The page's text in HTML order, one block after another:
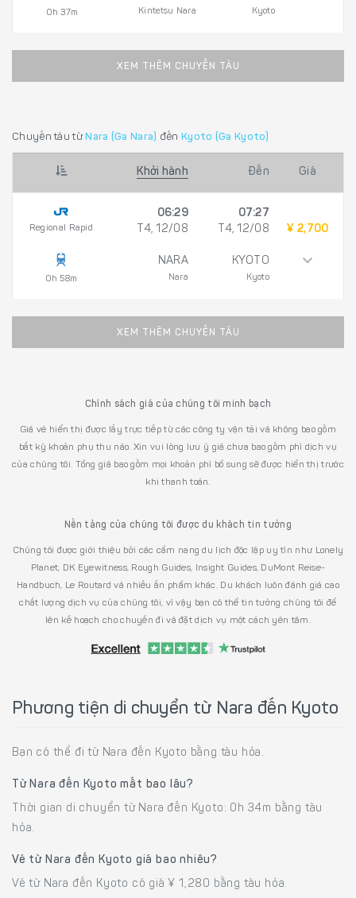
0h 37m Kintetsu Nara Kyoto
XEM THÊM CHUYẾN TÀU
Chuyến tàu từ Nara (Ga Nara) đến Kyoto (Ga Kyoto)
Khởi hành Đến Giá
Regional Rapid
0h 58m
06:29
T4, 12/08
NARA
Nara
07:27
T4, 12/08
KYOTO
Kyoto
¥ 2,700
XEM THÊM CHUYẾN TÀU
Chính sách giá của chúng tôi minh bạch
Giá vé hiển thị được lấy trực tiếp từ các công ty vận tải và không bao gồm
bất kỳ khoản phụ thu nào. Xin vui lòng lưu ý giá chưa bao gồm phí dịch vụ
của chúng tôi. Tổng giá bao gồm mọi khoản phí bổ sung sẽ được hiển thị trước
khi thanh toán.
Nền tảng của chúng tôi được du khách tin tưởng
Chúng tôi được giới thiệu bởi các cẩm nang du lịch độc lập uy tín như Lonely
Planet, DK Eyewitness, Rough Guides, Insight Guides, DuMont Reise-
Handbuch, Le Routard và nhiều ấn phẩm khác. Du khách luôn đánh giá cao
chất lượng dịch vụ của chúng tôi, vì vậy bạn có thể tin tưởng chúng tôi để
lên kế hoạch cho chuyến đi và đặt dịch vụ một cách yên tâm.
Phương tiện di chuyển từ Nara đến Kyoto
Bạn có thể đi từ Nara đến Kyoto bằng tàu hỏa.
Từ Nara đến Kyoto mất bao lâu?
Thời gian di chuyển từ Nara đến Kyoto: 0h 34m bằng tàu
hỏa.
Vé từ Nara đến Kyoto giá bao nhiêu?
Vé từ Nara đến Kyoto có giá ¥ 1,280 bằng tàu hỏa.